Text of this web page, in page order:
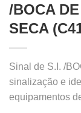
/BOCA
SECA
Sinal de S.I. /
sinalização e
equipamentos